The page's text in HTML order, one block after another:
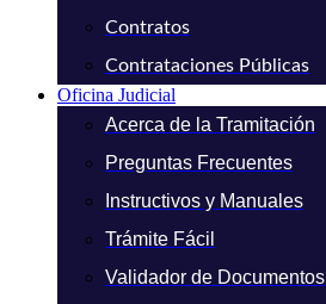
Contratos
Contrataciones Públicas
Oficina Judicial
Acerca de la Tramitación
Preguntas Frecuentes
Instructivos y Manuales
Trámite Fácil
Validador de Documentos